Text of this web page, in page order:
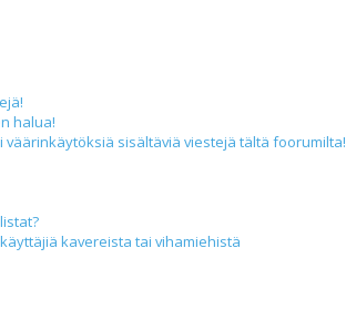
halua!
sisältäviä viestejä tältä foorumilta!
kavereista tai vihamiehistä